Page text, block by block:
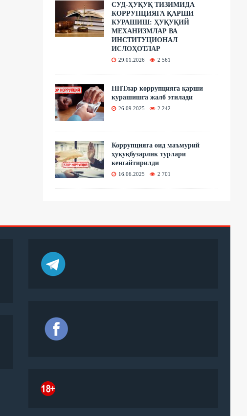
СУД-ҲУҚУҚ ТИЗИМИДА
КОРРУПЦИЯГА ҚАРШИ
КУРАШИШ: ҲУҚУҚИЙ
МЕХАНИЗМЛАР ВА
ИНСТИТУЦИОНАЛ
ИСЛОҲОТЛАР
29.01.2026 2 561
ННТлар коррупцияга қарши
курашишга жалб этилади
26.09.2025 2 242
Коррупцияга оид маъмурий
ҳуқуқбузарлик турлари
кенгайтирилди
16.06.2025 2 701